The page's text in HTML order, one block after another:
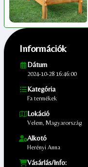
Információk
Dátum
2024-10-28 16:46:00
Kategória
Fa termékek
Lokáció
Velem, Magyarország
Alkotó
Herényi Anna
Vásárlás/Info: